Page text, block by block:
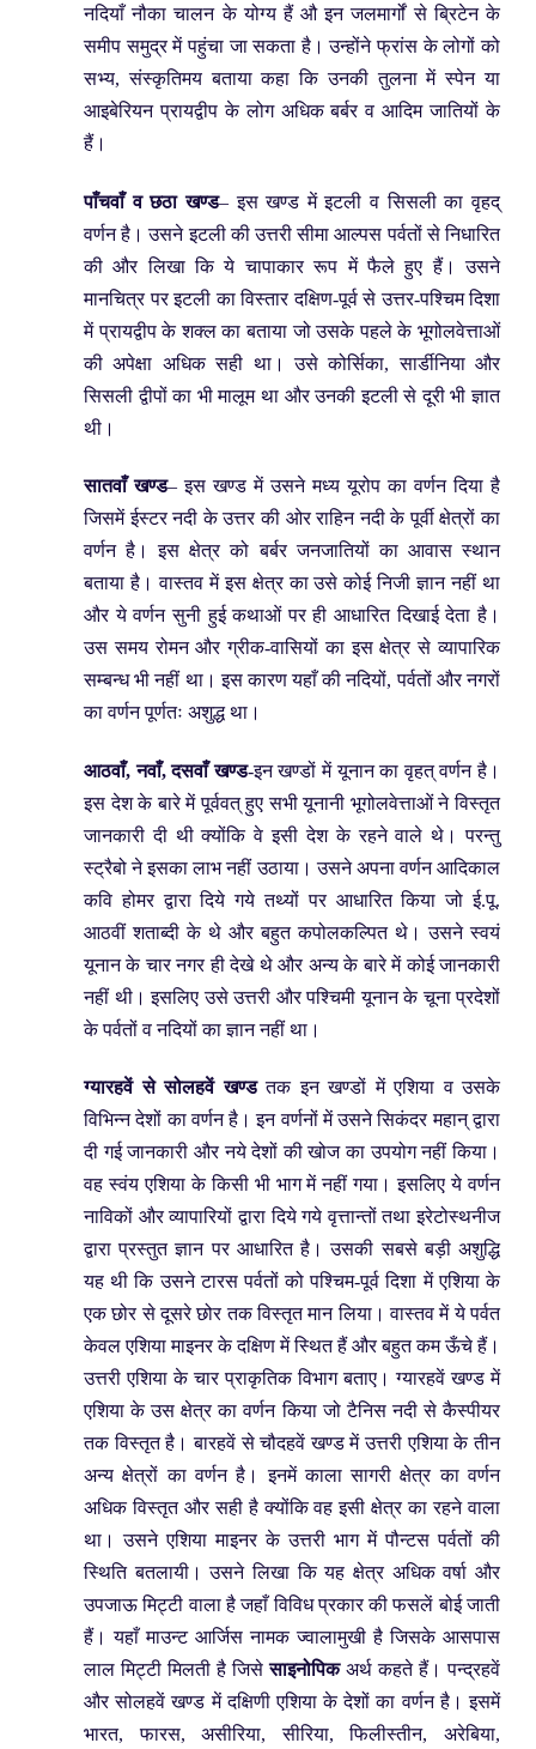
नदियाँ नौका चालन के योग्य हैं औ इन जलमार्गों से ब्रिटेन के
समीप समुद्र में पहुंचा जा सकता है। उन्होंने फ्रांस के लोगों को
सभ्य, संस्कृतिमय बताया कहा कि उनकी तुलना में स्पेन या
आइबेरियन प्रायद्वीप के लोग अधिक बर्बर व आदिम जातियों के
हैं।
पाँचवाँ व छठा खण्ड– इस खण्ड में इटली व सिसली का वृहद्
वर्णन है। उसने इटली की उत्तरी सीमा आल्पस पर्वतों से निधारित
की और लिखा कि ये चापाकार रूप में फैले हुए हैं। उसने
मानचित्र पर इटली का विस्तार दक्षिण-पूर्व से उत्तर-पश्चिम दिशा
में प्रायद्वीप के शक्ल का बताया जो उसके पहले के भूगोलवेत्ताओं
की अपेक्षा अधिक सही था। उसे कोर्सिका, सार्डीनिया और
सिसली द्वीपों का भी मालूम था और उनकी इटली से दूरी भी ज्ञात
थी।
सातवाँ खण्ड– इस खण्ड में उसने मध्य यूरोप का वर्णन दिया है
जिसमें ईस्टर नदी के उत्तर की ओर राहिन नदी के पूर्वी क्षेत्रों का
वर्णन है। इस क्षेत्र को बर्बर जनजातियों का आवास स्थान
बताया है। वास्तव में इस क्षेत्र का उसे कोई निजी ज्ञान नहीं था
और ये वर्णन सुनी हुई कथाओं पर ही आधारित दिखाई देता है।
उस समय रोमन और ग्रीक-वासियों का इस क्षेत्र से व्यापारिक
सम्बन्ध भी नहीं था। इस कारण यहाँ की नदियों, पर्वतों और नगरों
का वर्णन पूर्णतः अशुद्ध था।
आठवाँ, नवाँ, दसवाँ खण्ड-इन खण्डों में यूनान का वृहत् वर्णन है।
इस देश के बारे में पूर्ववत् हुए सभी यूनानी भूगोलवेत्ताओं ने विस्तृत
जानकारी दी थी क्योंकि वे इसी देश के रहने वाले थे। परन्तु
स्ट्रैबो ने इसका लाभ नहीं उठाया। उसने अपना वर्णन आदिकाल
कवि होमर द्वारा दिये गये तथ्यों पर आधारित किया जो ई.पू.
आठवीं शताब्दी के थे और बहुत कपोलकल्पित थे। उसने स्वयं
यूनान के चार नगर ही देखे थे और अन्य के बारे में कोई जानकारी
नहीं थी। इसलिए उसे उत्तरी और पश्चिमी यूनान के चूना प्रदेशों
के पर्वतों व नदियों का ज्ञान नहीं था।
ग्यारहवें से सोलहवें खण्डतक इन खण्डों में एशिया व उसके
विभिन्न देशों का वर्णन है। इन वर्णनों में उसने सिकंदर महान् द्वारा
दी गई जानकारी और नये देशों की खोज का उपयोग नहीं किया।
वह स्वंय एशिया के किसी भी भाग में नहीं गया। इसलिए ये वर्णन
नाविकों और व्यापारियों द्वारा दिये गये वृत्तान्तों तथा इरेटोस्थनीज
द्वारा प्रस्तुत ज्ञान पर आधारित है। उसकी सबसे बड़ी अशुद्धि
यह थी कि उसने टारस पर्वतों को पश्चिम-पूर्व दिशा में एशिया के
एक छोर से दूसरे छोर तक विस्तृत मान लिया। वास्तव में ये पर्वत
केवल एशिया माइनर के दक्षिण में स्थित हैं और बहुत कम ऊँचे हैं।
उत्तरी एशिया के चार प्राकृतिक विभाग बताए। ग्यारहवें खण्ड में
एशिया के उस क्षेत्र का वर्णन किया जो टैनिस नदी से कैस्पीयर
तक विस्तृत है। बारहवें से चौदहवें खण्ड में उत्तरी एशिया के तीन
अन्य क्षेत्रों का वर्णन है। इनमें काला सागरी क्षेत्र का वर्णन
अधिक विस्तृत और सही है क्योंकि वह इसी क्षेत्र का रहने वाला
था। उसने एशिया माइनर के उत्तरी भाग में पौन्टस पर्वतों की
स्थिति बतलायी। उसने लिखा कि यह क्षेत्र अधिक वर्षा और
उपजाऊ मिट्टी वाला है जहाँ विविध प्रकार की फसलें बोई जाती
हैं। यहाँ माउन्ट आर्जिस नामक ज्वालामुखी है जिसके आसपास
लाल मिट्टी मिलती है जिसेसाइनोपिकअर्थ कहते हैं। पन्द्रहवें
और सोलहवें खण्ड में दक्षिणी एशिया के देशों का वर्णन है। इसमें
भारत, फारस, असीरिया, सीरिया, फिलीस्तीन, अरेबिया,